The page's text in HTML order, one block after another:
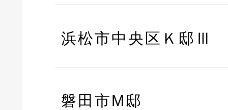
浜松市中央区Ｋ邸Ⅲ
磐田市M邸